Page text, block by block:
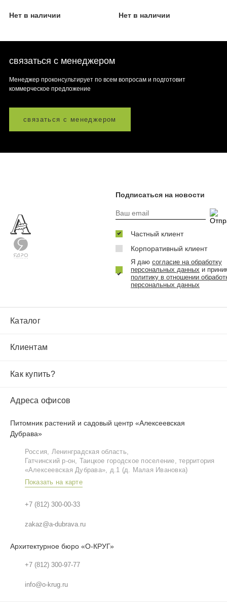
Нет в наличии Нет в наличии
связаться с менеджером
Менеджер проконсультирует по всем вопросам и подготовит
коммерческое предложение
связаться с менеджером
Каталог
Клиентам
Как купить?
Адреса офисов
Питомник растений и садовый центр «Алексеевская
Дубрава»
Россия, Ленинградская область,
Гатчинский р‑он, Таицкое городское поселение, территория
«Алексеевская Дубрава», д.1 (д. Малая Ивановка)
Показать на карте
+7 (812) 300-00-33
zakaz@a-dubrava.ru
Архитектурное бюро «О-КРУГ»
+7 (812) 300-97-77
info@o-krug.ru
Подписаться на новости
Частный клиент
Корпоративный клиент
Я даю согласие на обработку
персональных данных и
политику в отношении
персональных данных